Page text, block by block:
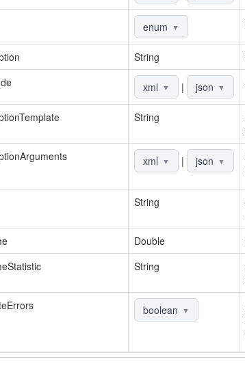
enum ▼
String
xml ▼ | json ▼
String
xml ▼ | json ▼
String
Double
String
boolean ▼